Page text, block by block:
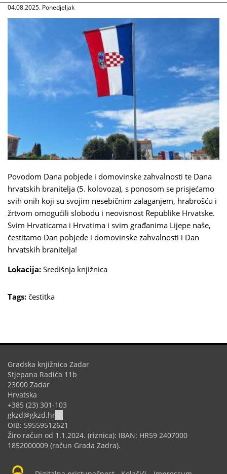
04.08.2025. Ponedjeljak
Povodom Dana pobjede i domovinske zahvalnosti te Dana
hrvatskih branitelja (5. kolovoza), s ponosom se prisjećamo
svih onih koji su svojim nesebičnim zalaganjem, hrabrošću i
žrtvom omogućili slobodu i neovisnost Republike Hrvatske.
Svim Hrvaticama i Hrvatima i svim građanima Lijepe naše,
čestitamo Dan pobjede i domovinske zahvalnosti i Dan
hrvatskih branitelja!
Lokacija: Središnja knjižnica
Tags: čestitka
Gradska knjižnica Zadar
Stjepana Radića 11b
23000 Zadar
Hrvatska
+385 (23) 301-103
gkzd@gkzd.hr
sends
e-
mail)
OIB: 59559512621
Žiro račun od 1.1.2024. (riznica): IBAN: HR59 2407000
1852000009 (račun Grada Zadra).